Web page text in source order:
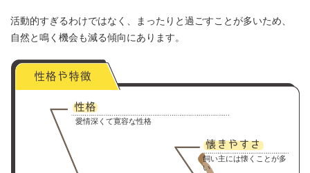
活動的すぎるわけではなく、まったりと過ごすことが多いため、
自然と鳴く機会も減る傾向にあります。
愛情深くて寛容な性格
飼い主には懐くことが多
い